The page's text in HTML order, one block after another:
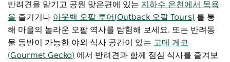
반려견을 맡기고 공원 맞은편에 있는 지하수 온천에서 목욕
을 즐기거나 아웃백 오팔 투어(Outback 오팔 Tours) 를 통
해 마을의 놀라운 오팔 역사를 탐험해 보세요. 또는 반려동
물 동반이 가능한 야외 식사 공간이 있는 고메 게코
(Gourmet Gecko) 에서 반려견과 함께 점심 식사를 즐겨보